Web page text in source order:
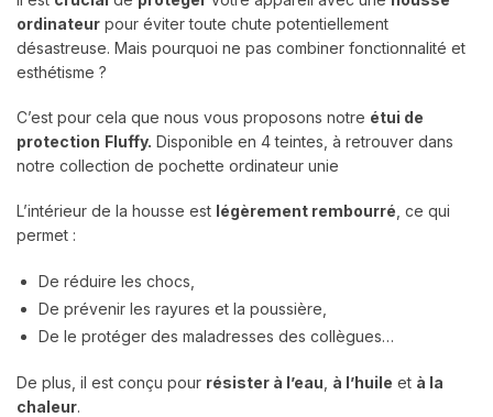
ordinateur pour éviter toute chute potentiellement
désastreuse. Mais pourquoi ne pas combiner fonctionnalité et
esthétisme ?
C’est pour cela que nous vous proposons notre étui de
protection Fluffy. Disponible en 4 teintes, à retrouver dans
notre collection de pochette ordinateur unie
L’intérieur de la housse est légèrement rembourré, ce qui
permet :
De réduire les chocs,
De prévenir les rayures et la poussière,
De le protéger des maladresses des collègues…
De plus, il est conçu pour résister à l’eau à l’huile et à la
chaleur.